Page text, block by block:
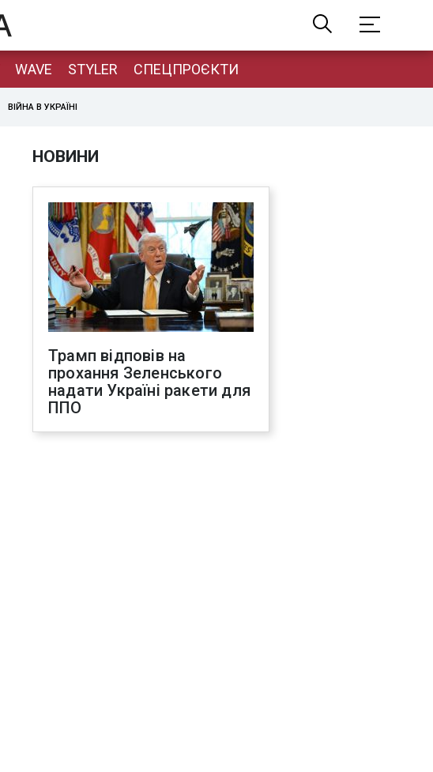
WAVE STYLER СПЕЦПРОЄКТИ
ВІЙНА В УКРАЇНІ
НОВИНИ
Трамп відповів на
прохання Зеленського
надати Україні ракети для
ППО